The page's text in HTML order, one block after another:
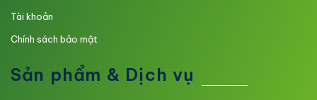
Tài khoản
Chính sách bảo mật
Sản phẩm & Dịch vụ